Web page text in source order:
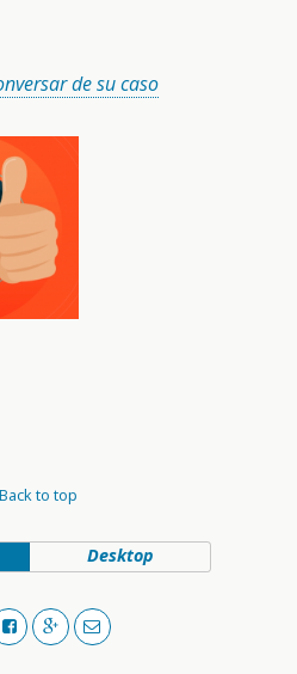
de su caso
Back to top
Desktop